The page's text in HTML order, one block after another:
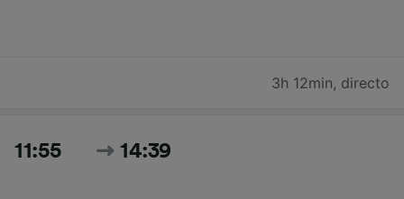
3h 12min, directo
11:55 14:39